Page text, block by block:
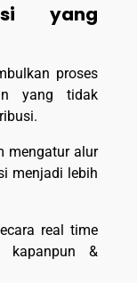
yang
proses
yang tidak
mengatur alur
menjadi lebih
real time
kapanpun &